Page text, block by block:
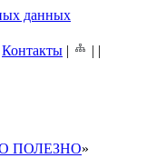
данных
Контакты | | |
ПОЛЕЗНО»